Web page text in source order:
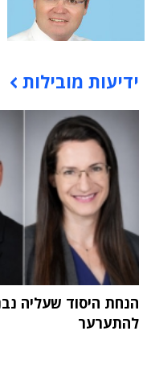
תוכן פרסומי
ידיעות מובילות
הנחת היסוד שעליה
להתערער